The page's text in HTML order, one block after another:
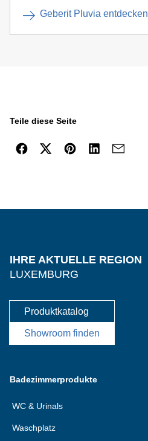
Geberit Pluvia entdecken
Teile diese Seite
IHRE AKTUELLE REGION
LUXEMBURG
Produktkatalog
Showroom finden
Badezimmerprodukte
WC & Urinals
Waschplatz